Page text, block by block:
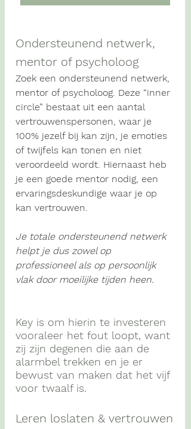
Ondersteunend netwerk,
mentor of psycholoog
Zoek een ondersteunend netwerk,
mentor of psycholoog. Deze “inner
circle” bestaat uit een aantal
vertrouwenspersonen, waar je
100% jezelf bij kan zijn, je emoties
of twijfels kan tonen en niet
veroordeeld wordt. Hiernaast heb
je een goede mentor nodig, een
ervaringsdeskundige waar je op
kan vertrouwen.
Je totale ondersteunend netwerk
helpt je dus zowel op
professioneel als op persoonlijk
vlak door moeilijke tijden heen.
Key is om hierin te investeren
vooraleer het fout loopt, want
zij zijn degenen die aan de
alarmbel trekken en je er
bewust van maken dat het vijf
voor twaalf is.
Leren loslaten & vertrouwen